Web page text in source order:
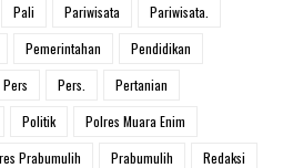
Pali Pariwisata
Pariwisata.
Pemerintahan
Pendidikan
Pers Pers.
Pertanian
Politik
Polres Muara Enim
Prabumulih Prabumulih
Redaksi